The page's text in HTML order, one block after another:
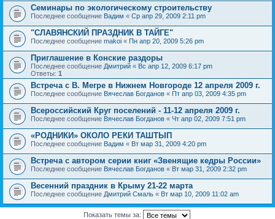
Семинары по экологическому строительству
Последнее сообщение Вадим « Ср апр 29, 2009 2:11 pm
"СЛАВЯНСКИЙ ПРАЗДНИК В ТАЙГЕ"
Последнее сообщение makoi « Пн апр 20, 2009 5:26 pm
Приглашение в Конские раздоры
Последнее сообщение Дмитрий « Вс апр 12, 2009 6:17 pm
Ответы: 1
Встреча с В. Мегре в Нижнем Новгороде 12 апреля 2009 г.
Последнее сообщение Вячеслав Богданов « Пт апр 03, 2009 4:35 pm
Всероссийский Круг поселений - 11-12 апреля 2009 г.
Последнее сообщение Вячеслав Богданов « Чт апр 02, 2009 7:51 pm
«РОДНИКИ» ОКОЛО РЕКИ ТАШТЫП
Последнее сообщение Вадим « Вт мар 31, 2009 4:20 pm
Встреча с автором серии книг «Звенящие кедры России»
Последнее сообщение Вячеслав Богданов « Вт мар 31, 2009 2:32 pm
Весенний праздник в Крыму 21-22 марта
Последнее сообщение Дмитрий Смаль « Вт мар 10, 2009 11:02 am
Показать темы за: